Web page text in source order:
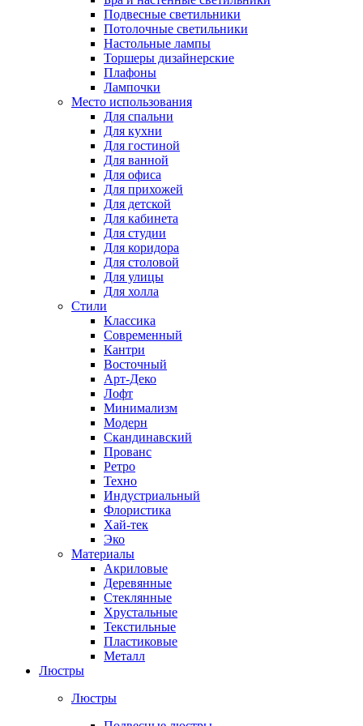
Подвесные светильники
Потолочные светильники
Настольные лампы
Торшеры дизайнерские
Плафоны
Лампочки
Место использования
Для спальни
Для кухни
Для гостиной
Для ванной
Для офиса
Для прихожей
Для детской
Для кабинета
Для студии
Для коридора
Для столовой
Для улицы
Для холла
Стили
Классика
Современный
Кантри
Восточный
Арт-Деко
Лофт
Минимализм
Модерн
Скандинавский
Прованс
Ретро
Техно
Индустриальный
Флористика
Хай-тек
Эко
Материалы
Акриловые
Деревянные
Стеклянные
Хрустальные
Текстильные
Пластиковые
Металл
Люстры
Люстры